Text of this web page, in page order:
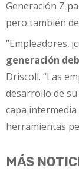
Generación Z
pero también
“Empleadores,
generación
Driscoll. “Las
desarrollo de
capa
herramientas
MÁS